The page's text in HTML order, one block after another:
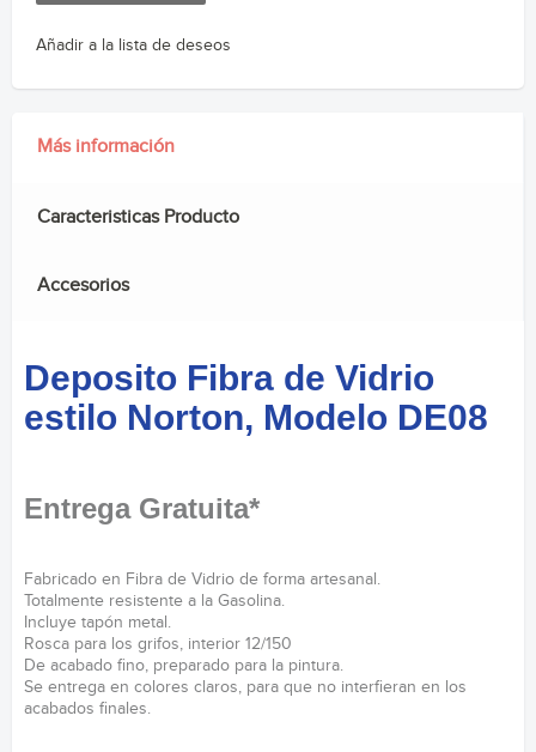
Añadir a la lista de deseos
Más información
Caracteristicas Producto
Accesorios
Deposito Fibra de Vidrio
estilo Norton, Modelo DE08
Entrega Gratuita*
Fabricado en Fibra de Vidrio de forma artesanal.
Totalmente resistente a la Gasolina.
Incluye tapón metal.
Rosca para los grifos, interior 12/150
De acabado fino, preparado para la pintura.
Se entrega en colores claros, para que no interfieran en los
acabados finales.